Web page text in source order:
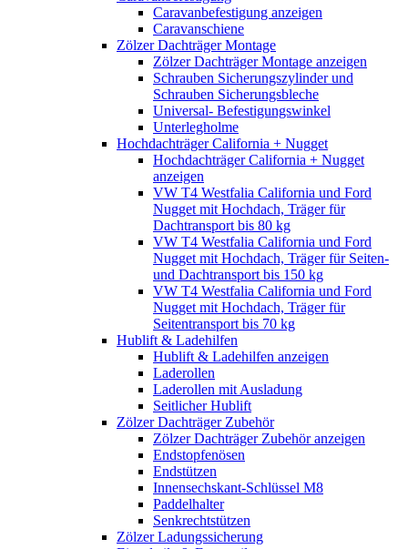
Caravanbefestigung anzeigen
Caravanschiene
Zölzer Dachträger Montage
Zölzer Dachträger Montage anzeigen
Schrauben Sicherungszylinder und
Schrauben Sicherungsbleche
Universal- Befestigungswinkel
Unterlegholme
Hochdachträger California + Nugget
Hochdachträger California + Nugget
anzeigen
VW T4 Westfalia California und Ford
Nugget mit Hochdach, Träger für
Dachtransport bis 80 kg
VW T4 Westfalia California und Ford
Nugget mit Hochdach, Träger für Seiten-
und Dachtransport bis 150 kg
VW T4 Westfalia California und Ford
Nugget mit Hochdach, Träger für
Seitentransport bis 70 kg
Hublift & Ladehilfen
Hublift & Ladehilfen anzeigen
Laderollen
Laderollen mit Ausladung
Seitlicher Hublift
Zölzer Dachträger Zubehör
Zölzer Dachträger Zubehör anzeigen
Endstopfenösen
Endstützen
Innensechskant-Schlüssel M8
Paddelhalter
Senkrechtstützen
Zölzer Ladungssicherung